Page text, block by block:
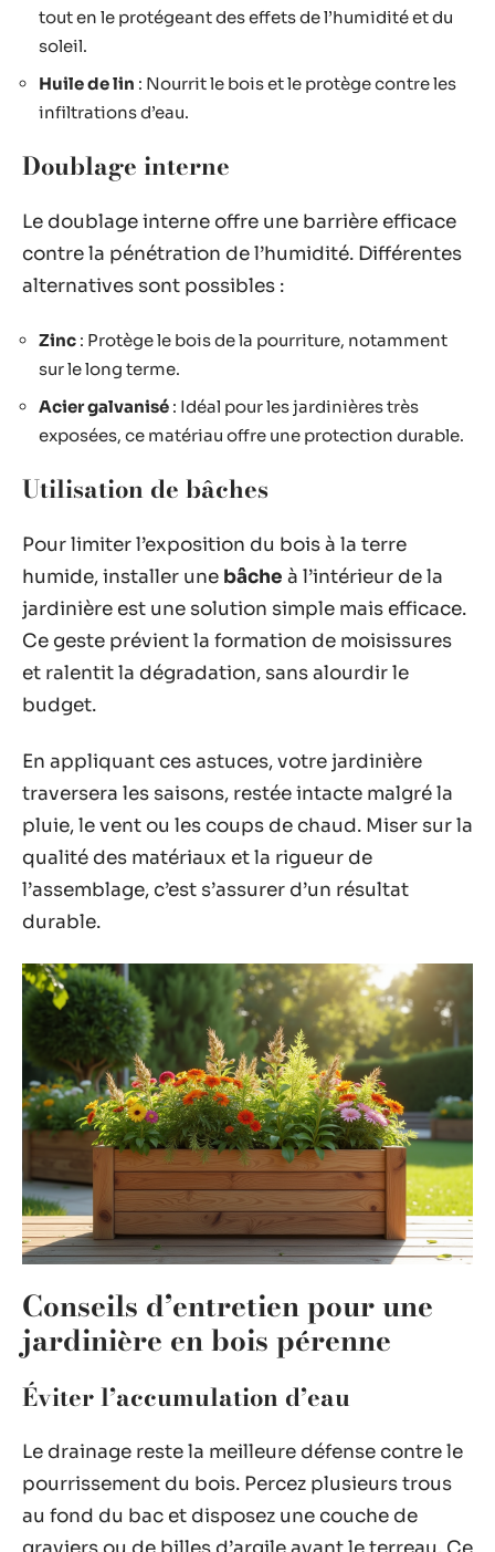
tout en le protégeant des effets de l’humidité et du
soleil.
Huile de lin : Nourrit le bois et le protège contre les
infiltrations d’eau.
Doublage interne
Le doublage interne offre une barrière efficace
contre la pénétration de l’humidité. Différentes
alternatives sont possibles :
Zinc : Protège le bois de la pourriture, notamment
sur le long terme.
Acier galvanisé : Idéal pour les jardinières très
exposées, ce matériau offre une protection durable.
Utilisation de bâches
Pour limiter l’exposition du bois à la terre
humide, installer une bâche à l’intérieur de la
jardinière est une solution simple mais efficace.
Ce geste prévient la formation de moisissures
et ralentit la dégradation, sans alourdir le
budget.
En appliquant ces astuces, votre jardinière
traversera les saisons, restée intacte malgré la
pluie, le vent ou les coups de chaud. Miser sur la
qualité des matériaux et la rigueur de
l’assemblage, c’est s’assurer d’un résultat
durable.
Conseils d’entretien pour une
jardinière en bois pérenne
Éviter l’accumulation d’eau
Le drainage reste la meilleure défense contre le
pourrissement du bois. Percez plusieurs trous
au fond du bac et disposez une couche de